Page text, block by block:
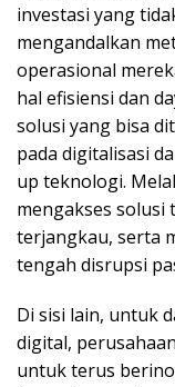
investasi yang
mengandalkan
operasional
hal efisiensi dan
solusi yang bisa
pada digitalisasi
up teknologi.
mengakses solusi
terjangkau, serta
tengah disrupsi
Di sisi lain, untuk
digital,
untuk terus